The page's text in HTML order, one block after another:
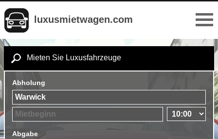
luxusmietwagen.com
Mieten Sie Luxusfahrzeuge
Abholung
Abgabe